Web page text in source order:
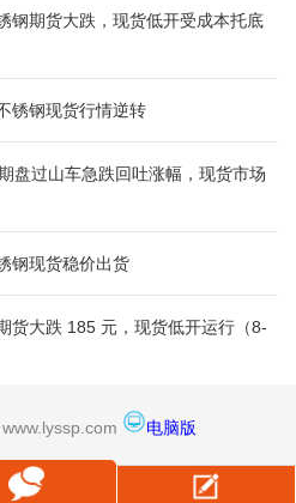
钢期货大跌，现货低开受成本托底
锈钢现货行情逆转
盘过山车急跌回吐涨幅，现货市场
钢现货稳价出货
货大跌 185 元，现货低开运行（8-
电脑版